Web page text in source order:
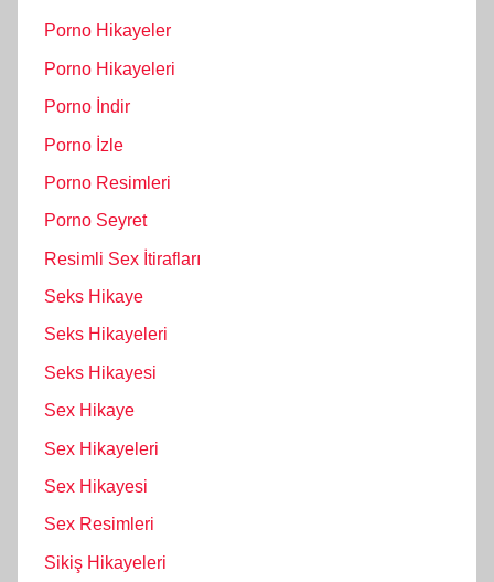
Porno Hikayeler
Porno Hikayeleri
Porno İndir
Porno İzle
Porno Resimleri
Porno Seyret
Resimli Sex İtirafları
Seks Hikaye
Seks Hikayeleri
Seks Hikayesi
Sex Hikaye
Sex Hikayeleri
Sex Hikayesi
Sex Resimleri
Sikiş Hikayeleri